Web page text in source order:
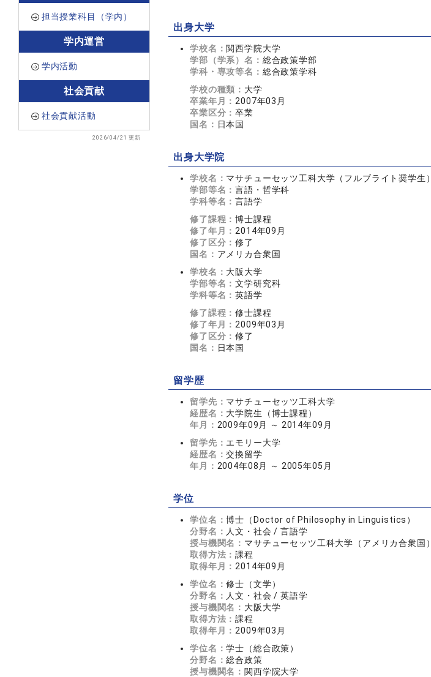
担当授業科目（学内）
学内運営
学内活動
社会貢献
社会貢献活動
2026/04/21 更新
出身大学
学校名： 関西学院大学
学部（学系）名： 総合政策学部
学科・専攻等名： 総合政策学科
学校の種類： 大学
卒業年月： 2007年03月
卒業区分：卒業
国名： 日本国
出身大学院
学校名： マサチューセッツ工科大学（フルブライト奨学生）
学部等名：言語・哲学科
学科等名：言語学
修了課程：博士課程
修了年月： 2014年09月
修了区分：修了
国名： アメリカ合衆国
学校名： 大阪大学
学部等名：文学研究科
学科等名：英語学
修了課程：修士課程
修了年月： 2009年03月
修了区分：修了
国名： 日本国
留学歴
留学先： マサチューセッツ工科大学
経歴名： 大学院生（博士課程）
年月： 2009年09月 ～ 2014年09月
留学先： エモリー大学
経歴名：交換留学
年月： 2004年08月 ～ 2005年05月
学位
学位名：博士（Doctor of Philosophy in Linguistics）
分野名： 人文・社会 / 言語学
授与機関名： マサチューセッツ工科大学（アメリカ合衆国）
取得方法：課程
取得年月： 2014年09月
学位名：修士（文学）
分野名： 人文・社会 / 英語学
授与機関名： 大阪大学
取得方法：課程
取得年月： 2009年03月
学位名：学士（総合政策）
分野名：総合政策
授与機関名： 関西学院大学